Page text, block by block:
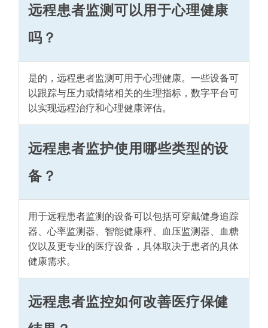
远程患者监测可以用于心理健康
吗？
是的，远程患者监测可用于心理健康。一些设备可
以跟踪与压力或情绪相关的生理指标，数字平台可
以实现远程治疗和心理健康评估。
远程患者监护使用哪些类型的设
备？
用于远程患者监测的设备可以包括可穿戴健身追踪
器、心率监测器、智能健康秤、血压监测器、血糖
仪以及更专业的医疗设备，具体取决于患者的具体
健康需求。
远程患者监控如何改善医疗保健